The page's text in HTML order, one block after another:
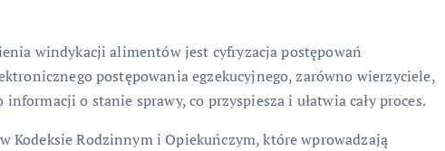
windykacji alimentów jest cyfryzacja postępowań
postępowania egzekucyjnego, zarówno wierzyciele,
o stanie sprawy, co przyspiesza i ułatwia cały proces.
Kodeksie Rodzinnym i Opiekuńczym, które wprowadzają